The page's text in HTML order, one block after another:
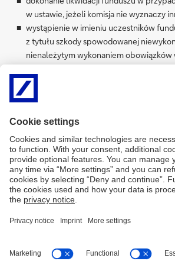
w ustawie, jeżeli komisja nie wyznaczy
wystąpienie w imieniu uczestników
z tytułu szkody spowodowanej
nienależytym wykonaniem obowiązków
zarządzania funduszem i jego
niezwłoczne zawiadamianie Komisji
naruszeniu przez fundusz prawa lub nie
zapewnienie zgodnego z prawem i
jednostek uczestnictwa od uczestników;
zapewnienie terminowego rozliczania
funduszem;
zapewnienie stałej kontroli czynności
fundusz na rzecz jego uczestników.